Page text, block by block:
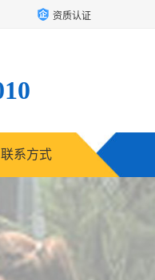
资质认证
联系方式